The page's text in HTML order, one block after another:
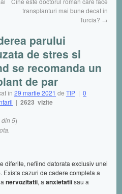
transplanturi mai bune decat in
Turcia? →
parului
de stres si
se recomanda un
de par
în 29 martie 2021 de TIP | 0
| 2623 vizite
din 5)
diferite, nefiind datorata exclusiv unei
. Exista cazuri de cadere completa a
nervozitatii, a anxietatiisau a